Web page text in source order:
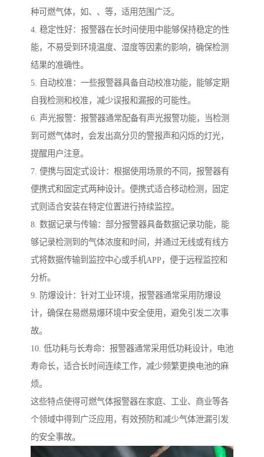
种可燃气体，如、、等，适用范围广泛。
4. 稳定性好：报警器在长时间使用中能够保持稳定的性
能，不易受到环境温度、湿度等因素的影响，确保检测
结果的准确性。
5. 自动校准：一些报警器具备自动校准功能，能够定期
自我检测和校准，减少误报和漏报的可能性。
6. 声光报警：报警器通常配备有声光报警功能，当检测
到可燃气体时，会发出高分贝的警报声和闪烁的灯光，
提醒用户注意。
7. 便携与固定式设计：根据使用场景的不同，报警器有
便携式和固定式两种设计。便携式适合移动检测，固定
式则适合安装在特定位置进行持续监控。
8. 数据记录与传输：部分报警器具备数据记录功能，能
够记录检测到的气体浓度和时间，并通过无线或有线方
式将数据传输到监控中心或手机APP，便于远程监控和
分析。
9. 防爆设计：针对工业环境，报警器通常采用防爆设
计，确保在易燃易爆环境中安全使用，避免引发二次事
故。
10. 低功耗与长寿命：报警器通常采用低功耗设计，电池
寿命长，适合长时间连续工作，减少频繁更换电池的麻
烦。
这些特点使得可燃气体报警器在家庭、工业、商业等各
个领域中得到广泛应用，有效预防和减少气体泄漏引发
的安全事故。